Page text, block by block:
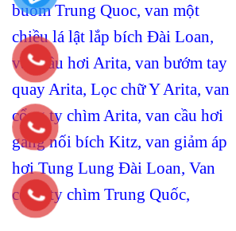
buom Trung Quoc, van một
chiều lá lật lắp bích Đài Loan,
van cầu hơi Arita, van bướm tay
quay Arita, Lọc chữ Y Arita, van
cổng ty chìm Arita, van cầu hơi
gang nối bích Kitz, van giảm áp
hơi Tung Lung Đài Loan, Van
cổng ty chìm Trung Quốc,